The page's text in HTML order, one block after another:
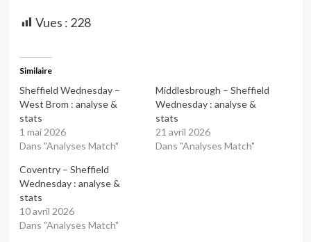
Vues : 228
Similaire
Sheffield Wednesday –
West Brom : analyse &
stats
1 mai 2026
Dans "Analyses Match"
Middlesbrough – Sheffield
Wednesday : analyse &
stats
21 avril 2026
Dans "Analyses Match"
Coventry – Sheffield
Wednesday : analyse &
stats
10 avril 2026
Dans "Analyses Match"